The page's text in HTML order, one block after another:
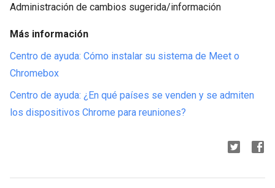
Administración de cambios sugerida/información
Más información
Centro de ayuda: Cómo instalar su sistema de Meet o
Chromebox
Centro de ayuda: ¿En qué países se venden y se admiten
los dispositivos Chrome para reuniones?